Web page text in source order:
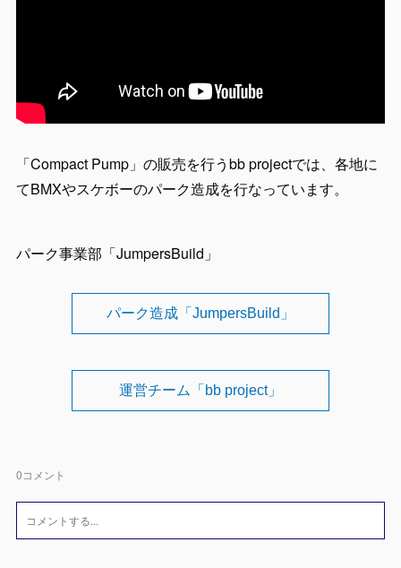
「Compact Pump」の販売を行うbb projectでは、各地に
てBMXやスケボーのパーク造成を行なっています。
パーク事業部「JumpersBuild」
パーク造成「JumpersBuild」
運営チーム「bb project」
0コメント